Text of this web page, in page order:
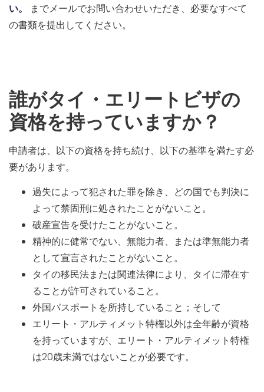
い。
までメールでお問い合わせいただき、必要なすべて
の書類を提出してください。
誰がタイ・エリートビザの
資格を持っていますか？
申請者は、以下の資格を持ち続け、以下の基準を満たす必
要があります。
過失によって犯された罪を除き、どの国でも判決に
よって禁固刑に処されたことがないこと。
破産宣告を受けたことがないこと。
精神的に健常でない、無能力者、または準無能力者
として宣言されたことがないこと。
タイの移民法または関連法律により、タイに滞在す
ることが許可されていること。
外国パスポートを所持していること；そして
エリート・アルティメット特権以外は全年齢が資格
を持っていますが、エリート・アルティメット特権
は20歳未満ではないことが必要です。